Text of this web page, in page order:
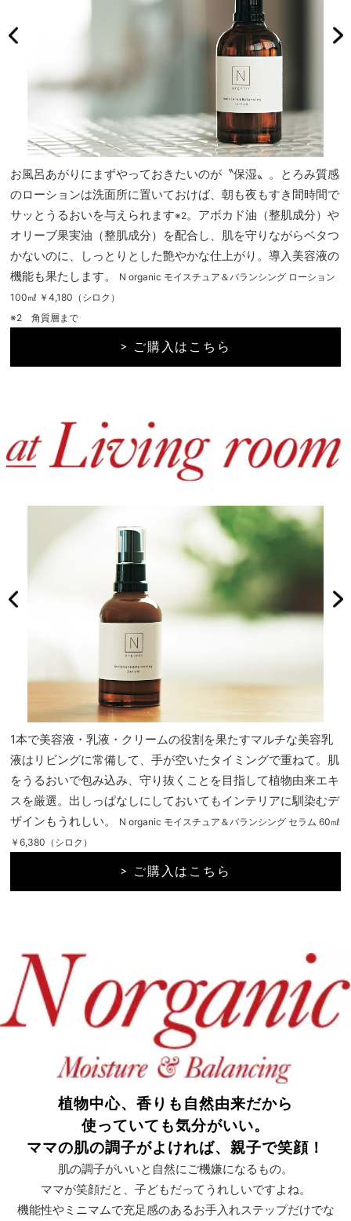
お風呂あがりにまずやっておきたいのが〝保湿〟。とろみ質感
のローションは洗面所に置いておけば、朝も夜もすき間時間で
サッとうるおいを与えられます※2。アボカド油（整肌成分）や
オリーブ果実油（整肌成分）を配合し、肌を守りながらベタつ
かないのに、しっとりとした艶やかな仕上がり。導入美容液の
機能も果たします。
N organic モイスチュア＆バランシング ローション
100㎖ ￥4,180（シロク）
※2 角質層まで
> ご購入はこちら
1本で美容液・乳液・クリームの役割を果たすマルチな美容乳
液はリビングに常備して、手が空いたタイミングで重ねて。肌
をうるおいで包み込み、守り抜くことを目指して植物由来エキ
スを厳選。出しっぱなしにしておいてもインテリアに馴染むデ
ザインもうれしい。
N organic モイスチュア＆バランシング セラム 60㎖
￥6,380（シロク）
> ご購入はこちら
植物中心、香りも自然由来だから
使っていても気分がいい。
ママの肌の調子がよければ、親子で笑顔！
肌の調子がいいと自然にご機嫌になるもの。
ママが笑顔だと、子どもだってうれしいですよね。
機能性やミニマムで充足感のあるお手入れステップだけでな